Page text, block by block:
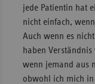
jede Patientin hat
nicht einfach,
Auch wenn es
haben
wenn jemand aus
obwohl ich mich in